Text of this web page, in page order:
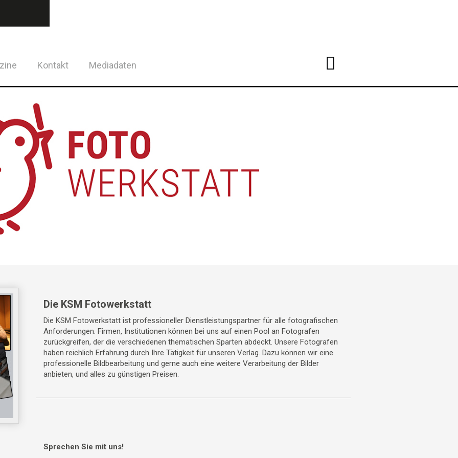
Kontakt Mediadaten
Die KSM Fotowerkstatt
Die KSM Fotowerkstatt ist professioneller Dienstleistungspartner für alle fotografischen
Anforderungen. Firmen, Institutionen können bei uns auf einen Pool an Fotografen
zurückgreifen, der die verschiedenen thematischen Sparten abdeckt. Unsere Fotografen
haben reichlich Erfahrung durch Ihre Tätigkeit für unseren Verlag. Dazu können wir eine
professionelle Bildbearbeitung und gerne auch eine weitere Verarbeitung der Bilder
anbieten, und alles zu günstigen Preisen.
Sprechen Sie mit uns!